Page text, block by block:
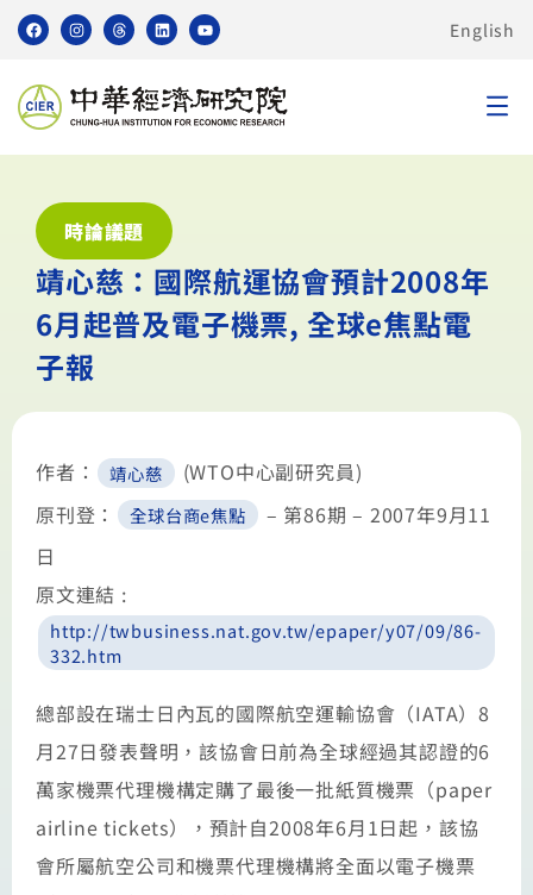
English
時論議題
靖心慈：國際航運協會預計2008年
6月起普及電子機票, 全球e焦點電
子報
作者： 靖心慈
(WTO中心副研究員)
原刊登：
全球台商e焦點
– 第86期 – 2007年9月11
日
原文連結 :
http://twbusiness.nat.gov.tw/epaper/y07/09/86-
332.htm
總部設在瑞士日內瓦的國際航空運輸協會（IATA）8
月27日發表聲明，該協會日前為全球經過其認證的6
萬家機票代理機構定購了最後一批紙質機票（paper
airline tickets），預計自2008年6月1日起，該協
會所屬航空公司和機票代理機構將全面以電子機票